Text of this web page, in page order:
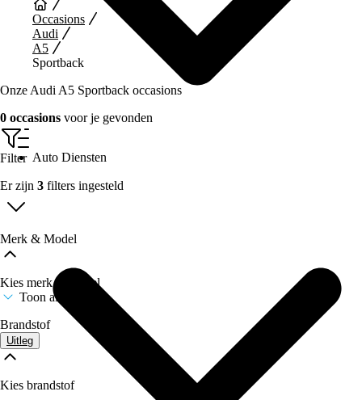
Auto Diensten
Occasions
Audi
A5
Sportback
Onze Audi A5 Sportback occasions
0 occasions voor je gevonden
Filter
Er zijn 3 filters ingesteld
Merk & Model
Kies merk & model
Toon alle merken
Brandstof
Uitleg
Kies brandstof